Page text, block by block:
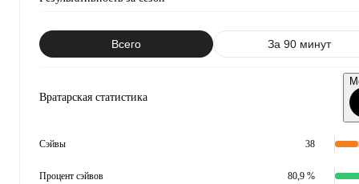
Всего За 90 минут
Вратарская статистика
Сэйвы 38
Процент сэйвов 80,9 %